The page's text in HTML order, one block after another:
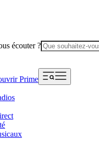
écouter ?
Prime